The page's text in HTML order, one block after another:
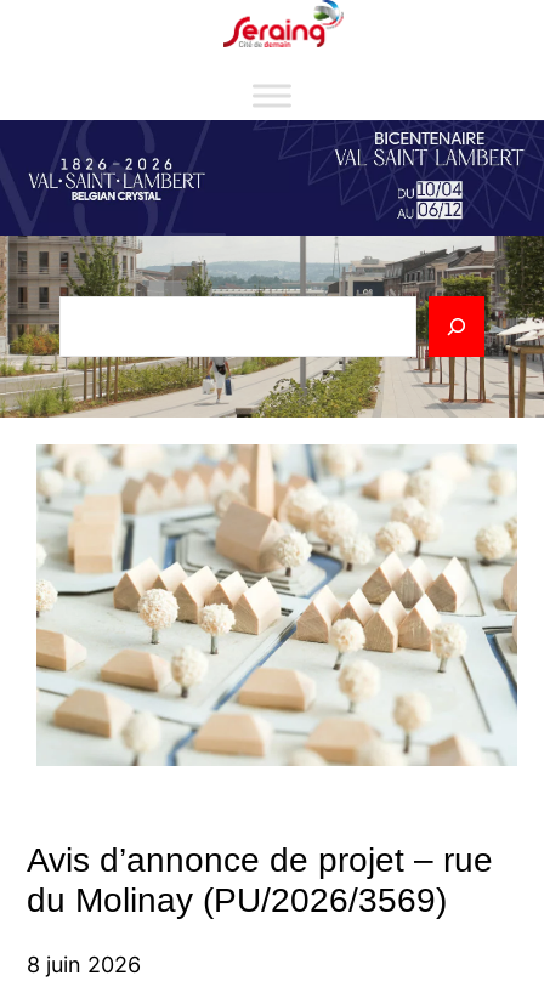
Rechercher
Avis d’annonce de projet – rue
du Molinay (PU/2026/3569)
8 juin 2026
Cookies management panel